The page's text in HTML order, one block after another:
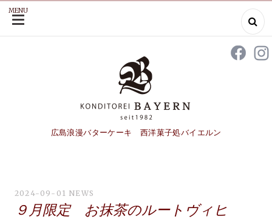
SKIP
CONTENT
広島浪漫バターケーキ 西洋菓子処バイエルン
MENU
2024-09-01 NEWS
９月限定 お抹茶のルートヴィヒ